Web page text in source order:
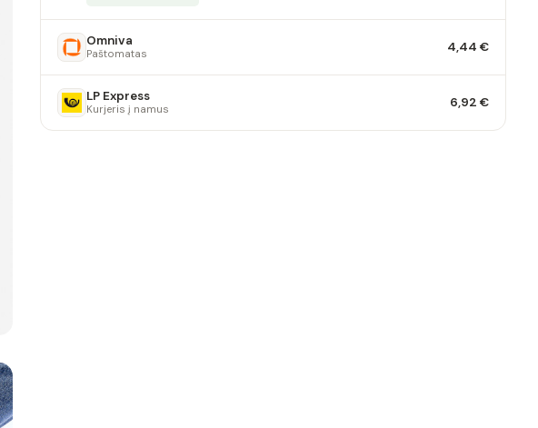
Omniva
Paštomatas 4,44 €
LP Express
Kurjeris į namus 6,92 €